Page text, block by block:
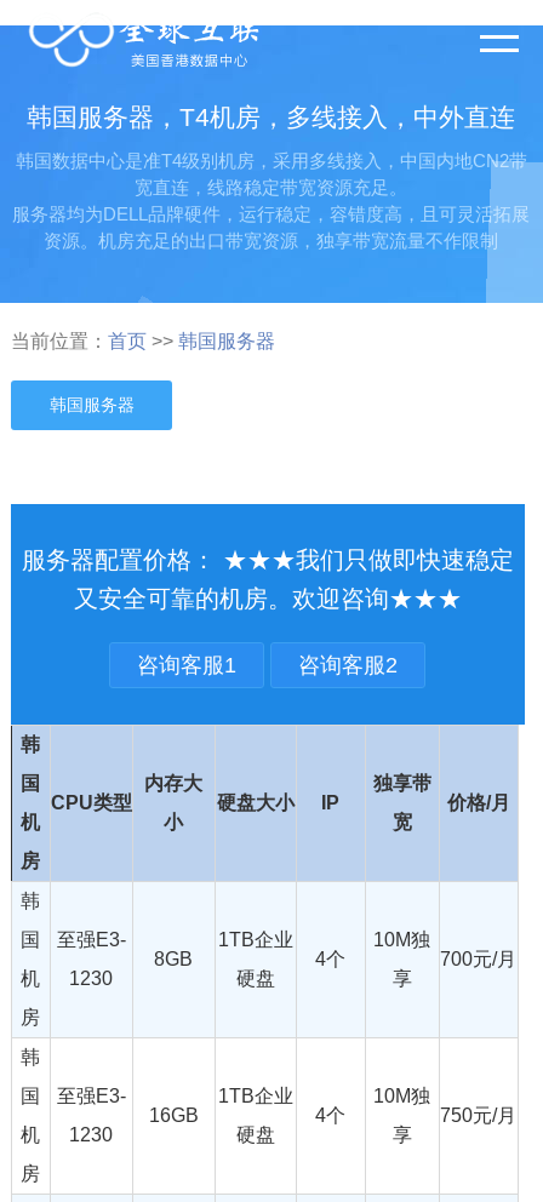
韩国服务器，T4机房，多线接入，中外直连
韩国数据中心是准T4级别机房，采用多线接入，中国内地CN2带
宽直连，线路稳定带宽资源充足。
服务器均为DELL品牌硬件，运行稳定，容错度高，且可灵活拓展
资源。机房充足的出口带宽资源，独享带宽流量不作限制
当前位置： 首页>> 韩国服务器
韩国服务器
服务器配置价格： ★★★我们只做即快速稳定
又安全可靠的机房。欢迎咨询★★★
咨询客服1 咨询客服2
韩
国
机
房
CPU类型
内存大
小
硬盘大小 IP
独享带
宽
价格/月
韩
国
机
房
至强E3-
1230
8GB
1TB企业
硬盘
4个
10M独
享
700元/月
韩
国
机
房
至强E3-
1230
16GB
1TB企业
硬盘
4个
10M独
享
750元/月